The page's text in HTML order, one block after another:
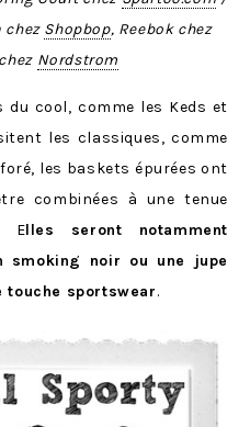
chez Shopbop, Reebok chez
Nordstrom
du cool, comme les Keds et
les classiques, comme
les baskets épurées ont
combinées à une tenue
Elles seront notamment
smoking noir ou une jupe
touche sportswear.